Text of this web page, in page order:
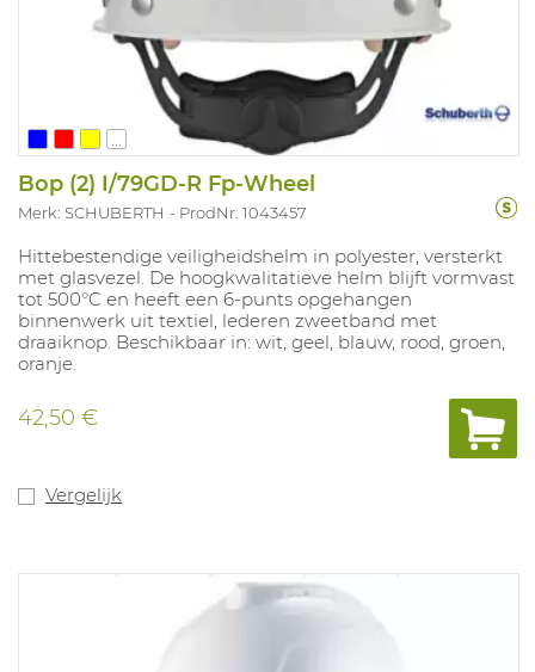
...
Bop (2) I/79GD-R Fp-Wheel
Merk: SCHUBERTH ProdNr. 1043457
Hittebestendige veiligheidshelm in polyester, versterkt
met glasvezel. De hoogkwalitatieve helm blijft vormvast
tot 500°C en heeft een 6-punts opgehangen
binnenwerk uit textiel, lederen zweetband met
draaiknop. Beschikbaar in: wit, geel, blauw, rood, groen,
oranje.
42,50 €
Vergelijk